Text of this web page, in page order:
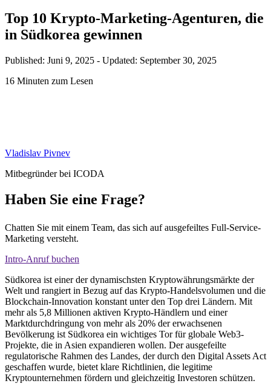
Top 10 Krypto-Marketing-Agenturen, die
in Südkorea gewinnen
Published: Juni 9, 2025 - Updated: September 30, 2025
16 Minuten zum Lesen
Vladislav Pivnev
Mitbegründer bei ICODA
Haben Sie eine Frage?
Chatten Sie mit einem Team, das sich auf ausgefeiltes Full-Service-
Marketing versteht.
Intro-Anruf buchen
Südkorea ist einer der dynamischsten Kryptowährungsmärkte der
Welt und rangiert in Bezug auf das Krypto-Handelsvolumen und die
Blockchain-Innovation konstant unter den Top drei Ländern. Mit
mehr als 5,8 Millionen aktiven Krypto-Händlern und einer
Marktdurchdringung von mehr als 20% der erwachsenen
Bevölkerung ist Südkorea ein wichtiges Tor für globale Web3-
Projekte, die in Asien expandieren wollen. Der ausgefeilte
regulatorische Rahmen des Landes, der durch den Digital Assets Act
geschaffen wurde, bietet klare Richtlinien, die legitime
Kryptounternehmen fördern und gleichzeitig Investoren schützen.